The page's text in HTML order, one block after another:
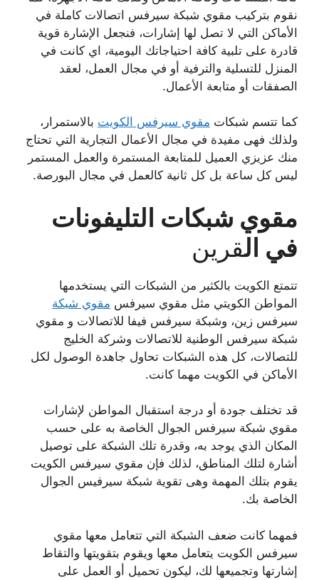
نقوم بتركيب مقوي شبكة سيرفس اتصالات كاملة في
الأماكن التي لا تصل لها إشارات، فنجعل الإشارة قوية
قادرة على تلبية كافة احتياجاتك اليومية، اي كانت في
المنزل للتسلية والترفية أو في مجال العمل، لعقد
الصفقات أو متابعة الأعمال.
كما تتسم شبكات مقوي سيرفس الكويت بالاستمرار،
ولذلك فهى مفيدة في مجال الأعمال التجارية التي تحتاج
منك عزيزي العميل للمتابعة المستمرة والعمل المستمر
ليس كل ساعة بل كل ثانية كالعمل في مجال البورصة.
مقوي شبكات التليفونات
في القرين
تتمتع الكويت بالكثير من الشبكات التي يستخدمها
المواطن الكويتي مثل مقوي سيرفس مقوي شبكة
سيرفس زين، وشبكة سيرفس فيفا للاتصالات و مقوي
شبكة سيرفس الوطنية للاتصالات وشركة الخليج
للتصالات، كل هذه الشبكات تحاول جاهدة الوصول لكل
الأماكن في الكويت مهما كانت.
قد تختلف جودة أو درجة استقبال المواطن لإشارات
مقوي شبكة سيرفس الجوال الخاصة به على حسب
المكان الذي يوجد به، وقدرة تلك الشبكة على توصيل
أشارة لتلك المناطق، لذلك فإن مقوي سيرفس الكويت
يقوم بتلك المهمة وهى تقوية شبكة سيرفيس الجوال
الخاصة بك.
فمهما كانت ضعف الشبكة التي تتعامل معها مقوي
سيرفس الكويت يتعامل معها ويقوم بتقويتها والتقاط
إشارتها وتجميعها لك، ليكون تحميل أو العمل على